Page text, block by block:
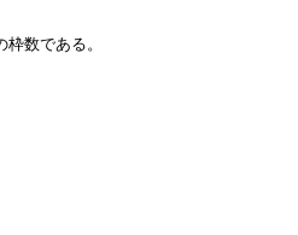
数である。